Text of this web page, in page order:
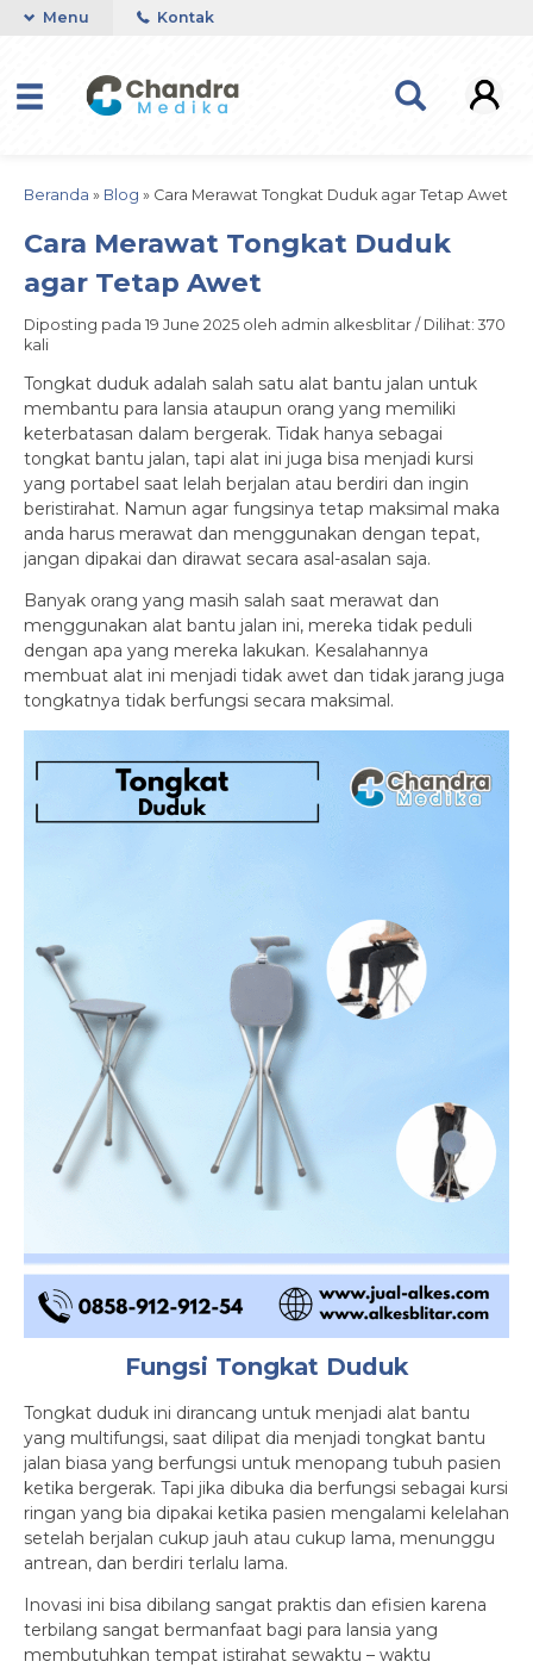
Menu Kontak
Beranda » Blog » Cara Merawat Tongkat Duduk agar Tetap Awet
Cara Merawat Tongkat Duduk
agar Tetap Awet
Diposting pada 19 June 2025 oleh admin alkesblitar / Dilihat: 370
kali
Tongkat duduk adalah salah satu alat bantu jalan untuk
membantu para lansia ataupun orang yang memiliki
keterbatasan dalam bergerak. Tidak hanya sebagai
tongkat bantu jalan, tapi alat ini juga bisa menjadi kursi
yang portabel saat lelah berjalan atau berdiri dan ingin
beristirahat. Namun agar fungsinya tetap maksimal maka
anda harus merawat dan menggunakan dengan tepat,
jangan dipakai dan dirawat secara asal-asalan saja.
Banyak orang yang masih salah saat merawat dan
menggunakan alat bantu jalan ini, mereka tidak peduli
dengan apa yang mereka lakukan. Kesalahannya
membuat alat ini menjadi tidak awet dan tidak jarang juga
tongkatnya tidak berfungsi secara maksimal.
Fungsi Tongkat Duduk
Tongkat duduk ini dirancang untuk menjadi alat bantu
yang multifungsi, saat dilipat dia menjadi tongkat bantu
jalan biasa yang berfungsi untuk menopang tubuh pasien
ketika bergerak. Tapi jika dibuka dia berfungsi sebagai kursi
ringan yang bia dipakai ketika pasien mengalami kelelahan
setelah berjalan cukup jauh atau cukup lama, menunggu
antrean, dan berdiri terlalu lama.
Inovasi ini bisa dibilang sangat praktis dan efisien karena
terbilang sangat bermanfaat bagi para lansia yang
membutuhkan tempat istirahat sewaktu – waktu